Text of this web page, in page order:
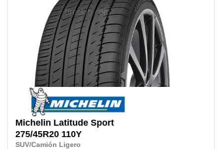
Michelin Latitude Sport
275/45R20 110Y
SUV/Camión Ligero